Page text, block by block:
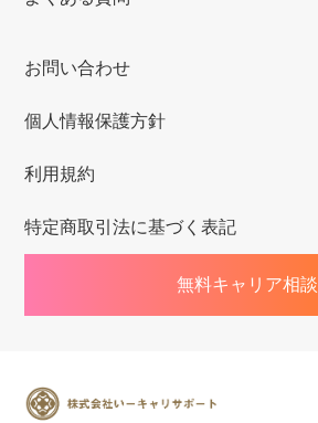
お問い合わせ
個人情報保護方針
利用規約
特定商取引法に基づく表記
無料キャリア相談